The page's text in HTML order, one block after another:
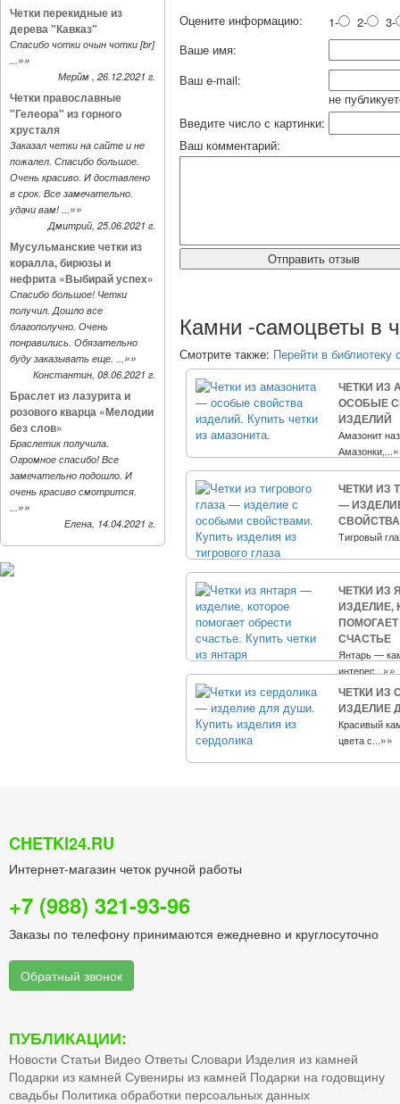
Четки перекидные из
дерева "Кавказ"
Спасибо чотки очын чотки [br]
...»»
Мерйм , 26.12.2021 г.
Четки православные
"Гелеора" из горного
хрусталя
Заказал четки на сайте и не
пожалел. Спасибо большое.
Очень красиво. И доставлено
в срок. Все замечательно.
удачи вам! ...»»
Дмитрий, 25.06.2021 г.
Мусульманские четки из
коралла, бирюзы и
нефрита «Выбирай успех»
Спасибо большое! Четки
получил. Дошло все
благополучно. Очень
понравились. Обязательно
буду заказывать еще. ...»»
Константин, 08.06.2021 г.
Браслет из лазурита и
розового кварца «Мелодии
без слов»
Браслетик получила.
Огромное спасибо! Все
замечательно подошло. И
очень красиво смотрится.
...»»
Елена, 14.04.2021 г.
Оцените информацию: 1- 2-
3-
Ваше имя:
Ваш e-mail:
не
Введите число с картинки:
Ваш комментарий:
Камни -самоцветы в
Смотрите также: Перейти в библиотеку
ЧЕТКИ ИЗ
ОСОБЫЕ
ИЗДЕЛИЙ
Амазонит
Амазонки,...
ЧЕТКИ ИЗ
—
Тигровый
ЧЕТКИ ИЗ
ИЗДЕЛИЕ,
СЧАСТЬЕ
Янтарь —
интерес...»»
ЧЕТКИ ИЗ
ИЗДЕЛИЕ
Красивый
цвета с...»»
CHETKI24.RU
Интернет-магазин четок ручной работы
+7 (988) 321-93-96
Заказы по телефону принимаются ежедневно и круглосуточно
Обратный звонок
ПУБЛИКАЦИИ:
Новости Статьи Видео Ответы Словари Изделия из камней
Подарки из камней Сувениры из камней Подарки на годовщину
свадьбы Политика обработки персоальных данных